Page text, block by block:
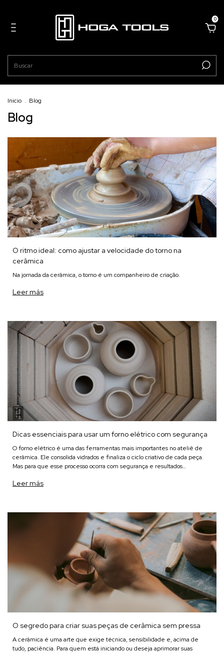
0
Inicio . Blog
Blog
O ritmo ideal: como ajustar a velocidade do torno na
cerâmica
Na jornada da cerâmica, o torno é um companheiro de criação.
Leer más
Dicas essenciais para usar um forno elétrico com segurança
O forno elétrico é uma das ferramentas mais importantes no ateliê de
cerâmica. Ele consolida vidrados e finaliza o ciclo criativo de cada peça.
Mas para que esse processo ocorra com segurança e resultados
Leer más
O segredo para criar suas peças de cerâmica sem pressa
A cerâmica é uma arte que exige técnica, sensibilidade e, acima de
tudo, paciência. Para quem está iniciando ou deseja aprimorar suas